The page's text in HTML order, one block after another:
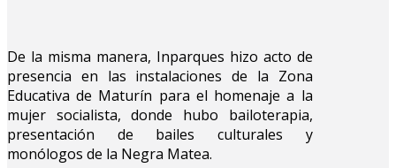
De la misma manera, Inparques hizo acto de
presencia en las instalaciones de la Zona
Educativa de Maturín para el homenaje a la
mujer socialista, donde hubo bailoterapia,
presentación de bailes culturales y
monólogos de la Negra Matea.